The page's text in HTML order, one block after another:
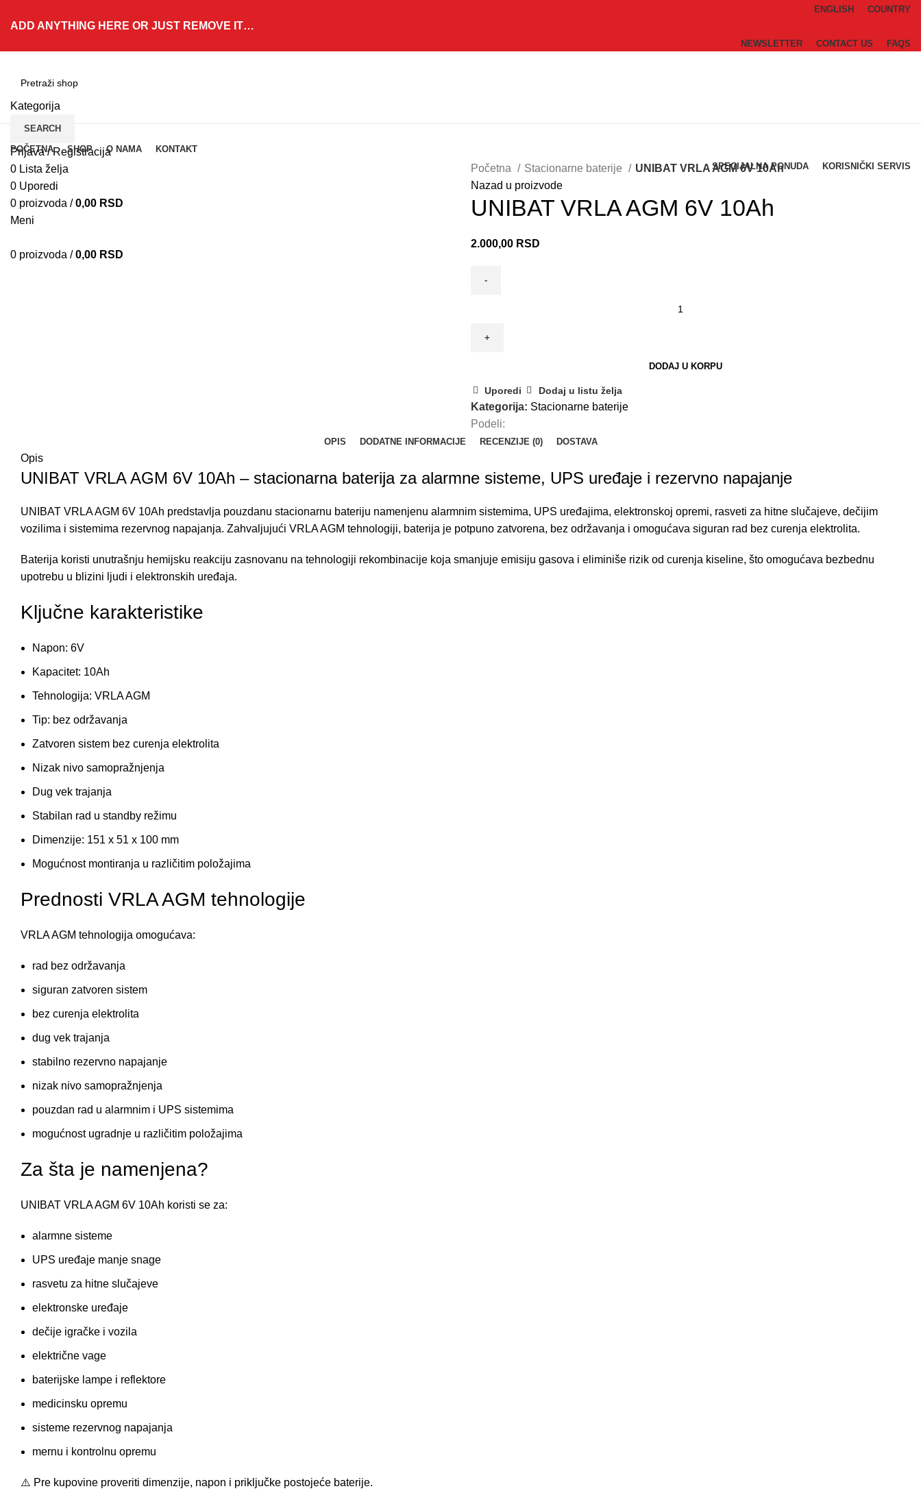
ENGLISH COUNTRY
ADD ANYTHING HERE OR JUST REMOVE IT…
NEWSLETTER CONTACT US FAQS
Kategorija
SEARCH
Prijava / Registracija
0 Lista želja
0 Uporedi
0 proizvoda / 0,00 RSD
Meni
0 proizvoda / 0,00 RSD
Kategorije
POČETNA SHOP O NAMA
KONTAKT
SPECIJALNA PONUDA
KORISNIČKI SERVIS
Početna Stacionarne baterije
UNIBAT VRLA AGM 6V 10Ah
Nazad u proizvode
UNIBAT VRLA AGM 6V 10Ah
2.000,00 RSD
DODAJ U KORPU
Uporedi Dodaj u listu želja
Kategorija: Stacionarne baterije
Podeli:
OPIS DODATNE INFORMACIJE RECENZIJE (0) DOSTAVA
Opis
UNIBAT VRLA AGM 6V 10Ah – stacionarna baterija za alarmne sisteme, UPS uređaje i rezervno napajanje
UNIBAT VRLA AGM 6V 10Ah predstavlja pouzdanu stacionarnu bateriju namenjenu alarmnim sistemima, UPS uređajima, elektronskoj opremi, rasveti za hitne slučajeve, dečijim
vozilima i sistemima rezervnog napajanja. Zahvaljujući VRLA AGM tehnologiji, baterija je potpuno zatvorena, bez održavanja i omogućava siguran rad bez curenja elektrolita.
Baterija koristi unutrašnju hemijsku reakciju zasnovanu na tehnologiji rekombinacije koja smanjuje emisiju gasova i eliminiše rizik od curenja kiseline, što omogućava bezbednu
upotrebu u blizini ljudi i elektronskih uređaja.
Ključne karakteristike
Napon: 6V
Kapacitet: 10Ah
Tehnologija: VRLA AGM
Tip: bez održavanja
Zatvoren sistem bez curenja elektrolita
Nizak nivo samopražnjenja
Dug vek trajanja
Stabilan rad u standby režimu
Dimenzije: 151 x 51 x 100 mm
Mogućnost montiranja u različitim položajima
Prednosti VRLA AGM tehnologije
VRLA AGM tehnologija omogućava:
rad bez održavanja
siguran zatvoren sistem
bez curenja elektrolita
dug vek trajanja
stabilno rezervno napajanje
nizak nivo samopražnjenja
pouzdan rad u alarmnim i UPS sistemima
mogućnost ugradnje u različitim položajima
Za šta je namenjena?
UNIBAT VRLA AGM 6V 10Ah koristi se za:
alarmne sisteme
UPS uređaje manje snage
rasvetu za hitne slučajeve
elektronske uređaje
dečije igračke i vozila
električne vage
baterijske lampe i reflektore
medicinsku opremu
sisteme rezervnog napajanja
mernu i kontrolnu opremu
⚠️ Pre kupovine proveriti dimenzije, napon i priključke postojeće baterije.